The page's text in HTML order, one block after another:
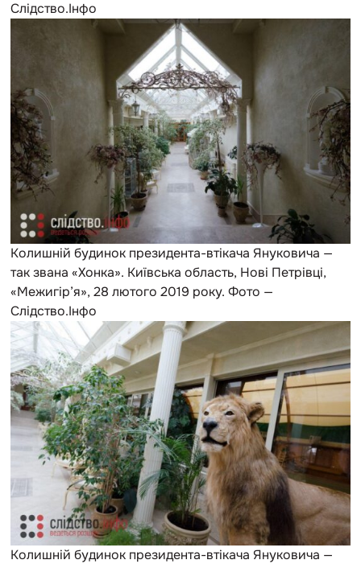
Слідство.Інфо
Колишній будинок президента-втікача Януковича —
так звана «Хонка». Київська область, Нові Петрівці,
«Межигір’я», 28 лютого 2019 року. Фото —
Слідство.Інфо
Колишній будинок президента-втікача Януковича —